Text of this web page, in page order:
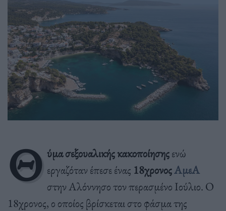
Θ ύμα σεξουαλικής κακοποίησηςενώ
εργαζόταν έπεσε ένας 18χρονοςΑμεΑ
στην Αλόννησο τον περασμένο Ιούλιο. Ο
18χρονος, ο οποίος βρίσκεται στο φάσμα της